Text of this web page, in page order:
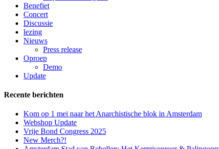
Benefiet
Concert
Discussie
lezing
Nieuws
Press release
Oproep
Demo
Update
Recente berichten
Kom op 1 mei naar het Anarchistische blok in Amsterdam
Webshop Update
Vrije Bond Congress 2025
New Merch?!